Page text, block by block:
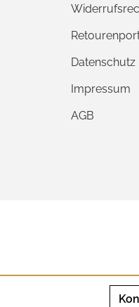
Datenschutz
Impressum
AGB